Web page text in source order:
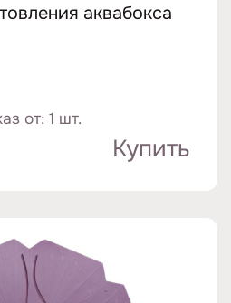
аквабокса
от: 1 шт.
Купить